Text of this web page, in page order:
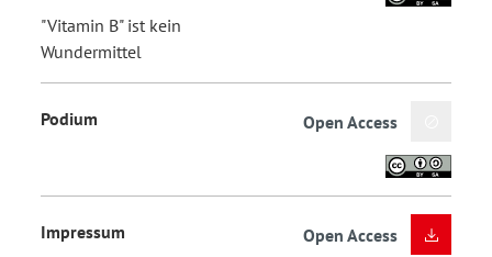
"Vitamin B" ist kein
Wundermittel
Podium Open Access
Impressum Open Access